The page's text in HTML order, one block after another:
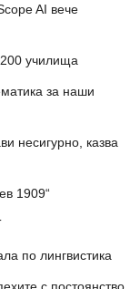
AI вече
училища
за наши
несигурно, казва
1909“
по лингвистика
с постоянство